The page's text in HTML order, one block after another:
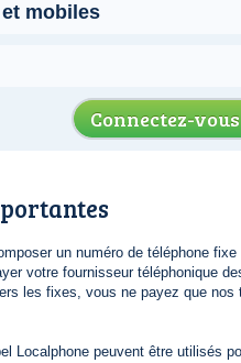
mobiles
Connectez-
un numéro de téléphone
votre fournisseur téléphonique
les fixes, vous ne payez que nos
Localphone peuvent être utilisés